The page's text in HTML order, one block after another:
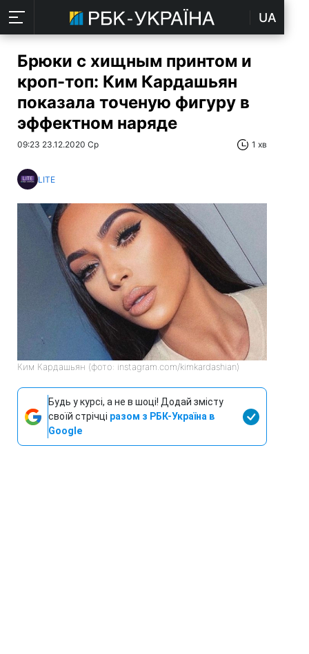
UA
Брюки с хищным принтом и
кроп-топ: Ким Кардашьян
показала точеную фигуру в
эффектном наряде
09:23 23.12.2020 Ср 1 хв
LITE
Ким Кардашьян (фото: instagram.com/kimkardashian)
Будь у курсі, а не в шоці! Додай змісту
своїй стрічці разом з РБК-Україна в
Google